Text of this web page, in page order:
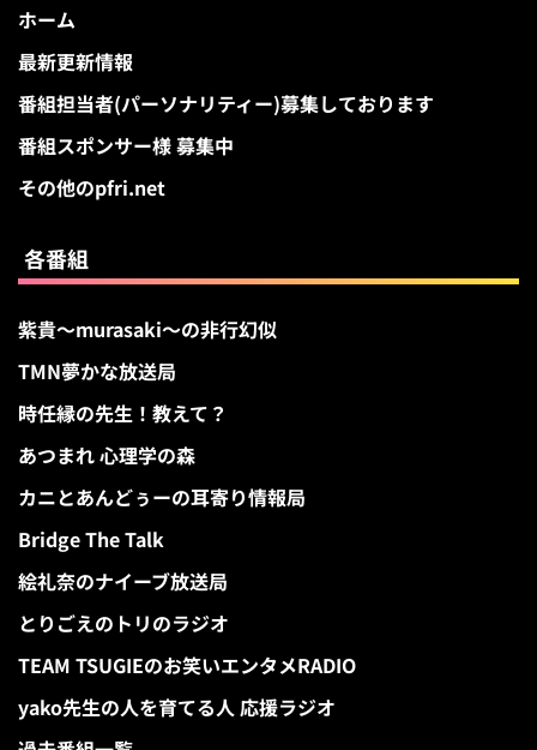
ホーム
最新更新情報
番組担当者(パーソナリティー)募集しております
番組スポンサー様 募集中
その他のpfri.net
各番組
紫貴～murasaki～の非行幻似
TMN夢かな放送局
時任縁の先生！教えて？
あつまれ 心理学の森
カニとあんどぅーの耳寄り情報局
Bridge The Talk
絵礼奈のナイーブ放送局
とりごえのトリのラジオ
TEAM TSUGIEのお笑いエンタメRADIO
yako先生の人を育てる人 応援ラジオ